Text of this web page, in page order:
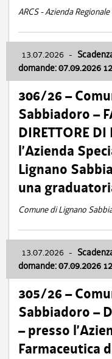
ARCS - Azienda
13.07.2026 -
domande: 07.09.2026
306/26 –
Sabbiadoro –
DIRETTORE
l’Azienda
Lignano
una
Comune di Lignano
13.07.2026 -
domande: 07.09.2026
305/26 –
Sabbiadoro –
– presso
Farmaceutica